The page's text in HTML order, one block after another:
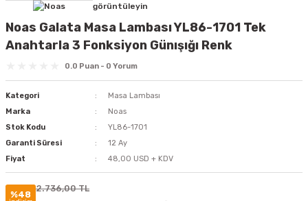
görüntüleyin
Noas Galata Masa Lambası YL86-1701 Tek
Anahtarla 3 Fonksiyon Günışığı Renk
0.0 Puan - 0 Yorum
Kategori
Masa Lambası
Marka
Noas
Stok Kodu
YL86-1701
Garanti Süresi
12 Ay
Fiyat
48,00 USD + KDV
%48
2.736,00 TL